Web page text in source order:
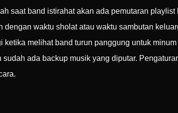
saat band istirahat akan ada pemutaran playlist
waktu sholat atau waktu sambutan
melihat band turun panggung untuk
ada backup musik yang diputar.